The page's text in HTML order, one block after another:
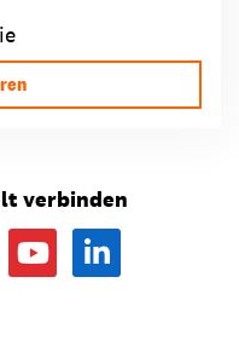
verbinden